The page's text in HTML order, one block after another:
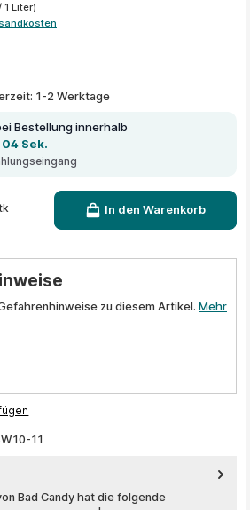
Liter)
von 5 von 5 Sternen
1-2 Werktage
Bestellung innerhalb
Sek.
Wert ein oder benutze die Schaltflächen um die
In den Warenkorb
zu diesem Artikel. Mehr
11
Bad Candy hat die folgende